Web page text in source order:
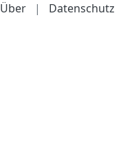
Über | Datenschutz